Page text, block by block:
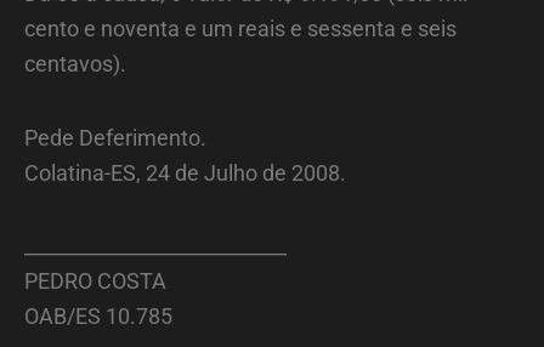
cento e noventa e um reais e sessenta e seis
centavos).
Pede Deferimento.
Colatina-ES, 24 de Julho de 2008.
PEDRO COSTA
OAB/ES 10.785